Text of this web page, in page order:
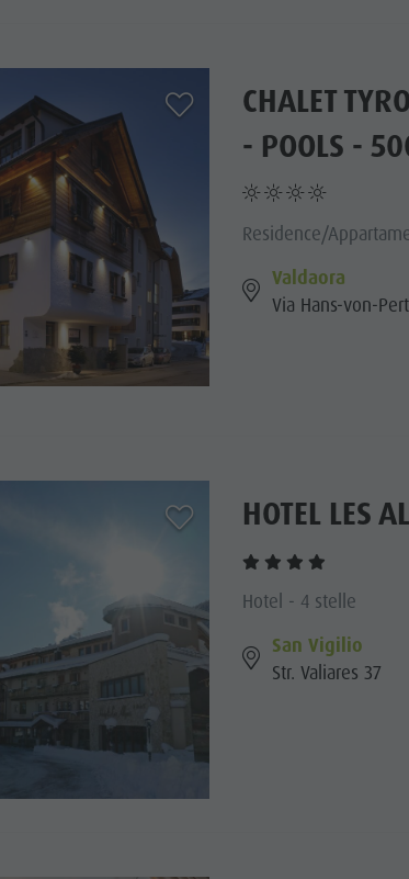
aria.add_to_watchlist
CHALET
- POOLS -
Residence/
Valdaora
Via Hans-von-
aria.add_to_watchlist
HOTEL LES
Hotel - 4 stelle
San Vigilio
Str. Valiares 37